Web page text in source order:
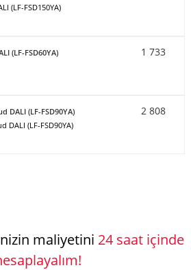
(LF-FSD150YA)
(LF-FSD60YA) 1 733
DALI (LF-FSD90YA)
DALI (LF-FSD90YA)
2 808
maliyetini 24 saat içinde